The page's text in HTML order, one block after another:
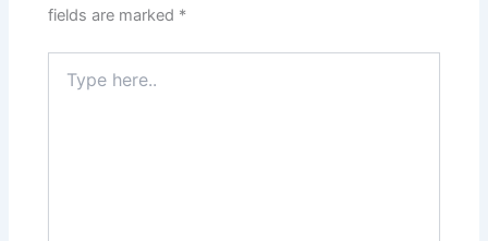
fields are marked *
here..